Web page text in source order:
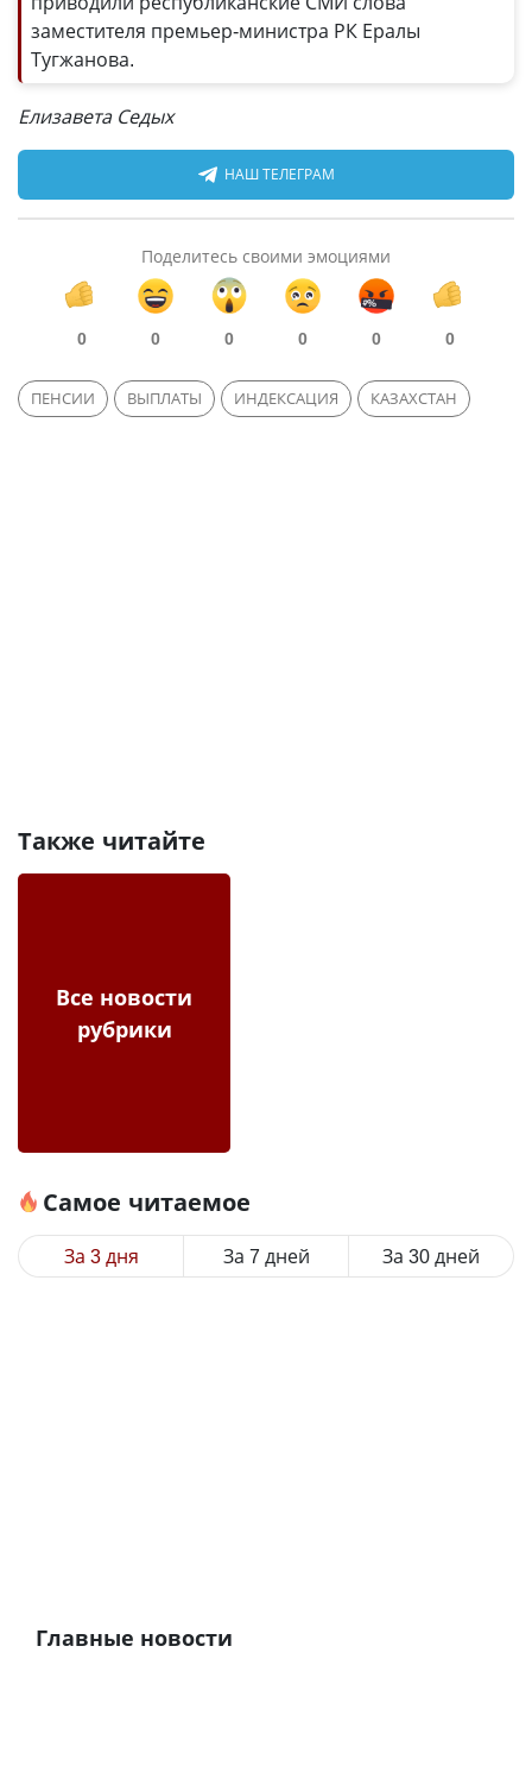
заместителя премьер-министра РК Ералы
Тугжанова.
Елизавета Седых
НАШ ТЕЛЕГРАМ
Поделитесь своими эмоциями
0 0 0 0 0 0
ПЕНСИИ ВЫПЛАТЫ ИНДЕКСАЦИЯ КАЗАХСТАН
Также читайте
Все новости
рубрики
Самое читаемое
За 3 дня За 7 дней За 30 дней
Главные новости